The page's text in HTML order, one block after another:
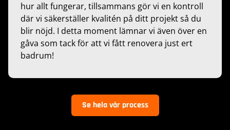
hur allt fungerar, tillsammans gör vi en kontroll
där vi säkerställer kvalitén på ditt projekt så du
blir nöjd. I detta moment lämnar vi även över en
gåva som tack för att vi fått renovera just ert
badrum!
Se hela vår process